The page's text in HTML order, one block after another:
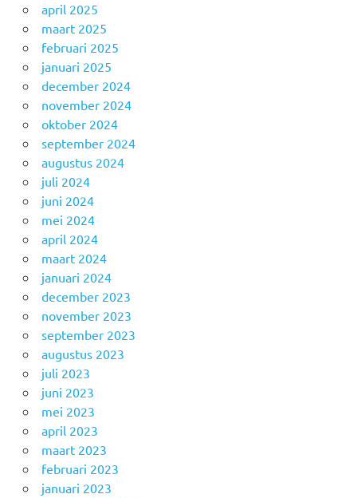
april 2025
maart 2025
februari 2025
januari 2025
december 2024
november 2024
oktober 2024
september 2024
augustus 2024
juli 2024
juni 2024
mei 2024
april 2024
maart 2024
januari 2024
december 2023
november 2023
september 2023
augustus 2023
juli 2023
juni 2023
mei 2023
april 2023
maart 2023
februari 2023
januari 2023